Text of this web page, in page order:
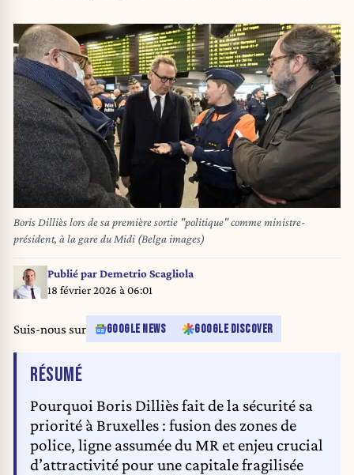
Boris Dilliès lors de sa première sortie "politique" comme ministre-
président, à la gare du Midi (Belga images)
Publié parDemetrio Scagliola
18 février 2026 à 06:01
Suis-nous sur GOOGLE NEWS GOOGLE DISCOVER
RÉSUMÉDE L'ARTICLE
Pourquoi Boris Dilliès fait de la sécurité sa
priorité à Bruxelles : fusion des zones de
police, ligne assumée du MR et enjeu crucial
d’attractivité pour une capitale fragilisée